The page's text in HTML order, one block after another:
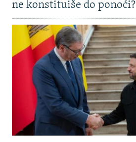
ne konstituiše do ponoći?